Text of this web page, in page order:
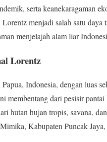
serta keanekaragaman
menjadi salah satu
menjelajah alam liar
Lorentz
Indonesia, dengan luas
membentang dari pesisir
hutan hujan tropis, savana,
Kabupaten Puncak